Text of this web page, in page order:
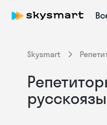
Skysmart